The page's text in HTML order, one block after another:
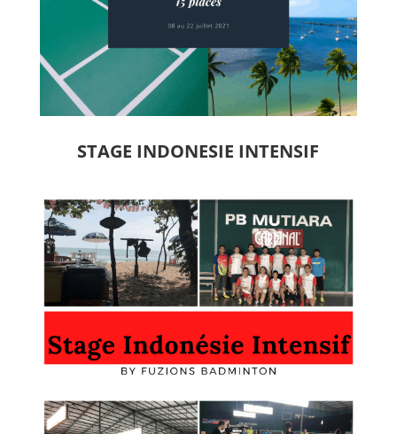
STAGE INDONESIE INTENSIF